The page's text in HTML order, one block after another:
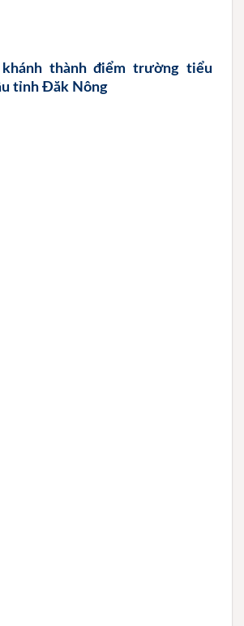
thành điểm trường tiểu
tỉnh Đăk Nông